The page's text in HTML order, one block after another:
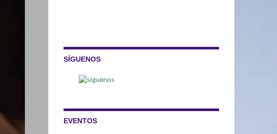
SÍGUENOS
EVENTOS